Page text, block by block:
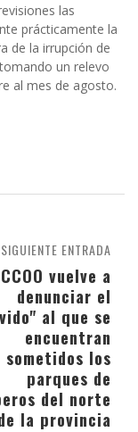
las
prácticamente la
de la irrupción de
un relevo
al mes de agosto.
SIGUIENTE ENTRADA
CCOO vuelve a
denunciar el
al que se
encuentran
sometidos los
parques de
del norte
la provincia